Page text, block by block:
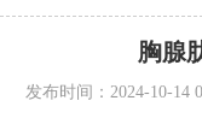
胸腺
发布时间：2024-10-